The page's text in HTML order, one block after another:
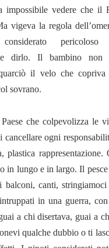
impossibile vedere che il
vigeva la regola
pericoloso
dirlo. Il bambino non
il velo che copriva
sovrano.
che colpevolizza le
ogni
plastica
in lungo e in largo. Il
balconi, canti,
in una guerra,
a chi disertava, guai a
qualche dubbio o ti